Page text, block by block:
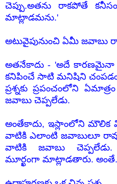
చెప్పు.అతను రాకపోతే
మాట్లాడమను.'
అటువైపునుంచి ఏమీ జవాబు
అతనేకాదు - 'అదే కారణమైనా
కనిపించే సాటి మనిషిని
ప్రశ్నకు ప్రపంచంలోని
జవాబు చెప్పలేడు.
అంతేకాదు, ఇస్లాంలోని మౌలిక
వాటికి ఎలాంటి జవాబులూ
వాటికి జవాబు చెప్పలేడు.
మూర్ఖంగా మాట్లాడతారు. అంతే.